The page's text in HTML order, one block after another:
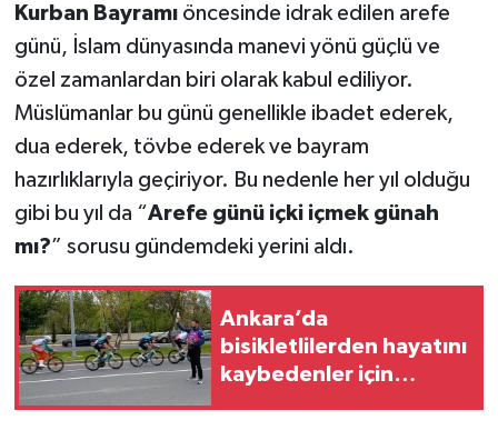
Kurban Bayramıöncesinde idrak edilen arefe
günü, İslam dünyasında manevi yönü güçlü ve
özel zamanlardan biri olarak kabul ediliyor.
Müslümanlar bu günü genellikle ibadet ederek,
dua ederek, tövbe ederek ve bayram
hazırlıklarıyla geçiriyor. Bu nedenle her yıl olduğu
gibi bu yıl da “Arefe günü içki içmek günah
mı?” sorusu gündemdeki yerini aldı.
Ankara’da
bisikletlilerden hayatını
kaybedenler için